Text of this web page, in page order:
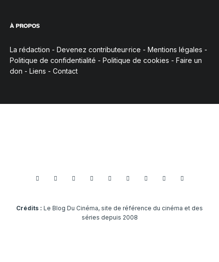
À PROPOS
La rédaction - Devenez contributeur·rice - Mentions légales -
Politique de confidentialité - Politique de cookies - Faire un
don - Liens - Contact
Crédits : Le Blog Du Cinéma, site de référence du cinéma et des
séries depuis 2008